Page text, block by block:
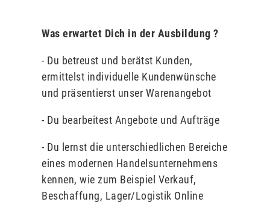
Was erwartet Dich in der Ausbildung ?
- Du betreust und berätst Kunden,
ermittelst individuelle Kundenwünsche
und präsentierst unser Warenangebot
- Du bearbeitest Angebote und Aufträge
- Du lernst die unterschiedlichen Bereiche
eines modernen Handelsunternehmens
kennen, wie zum Beispiel Verkauf,
Beschaffung, Lager/Logistik Online